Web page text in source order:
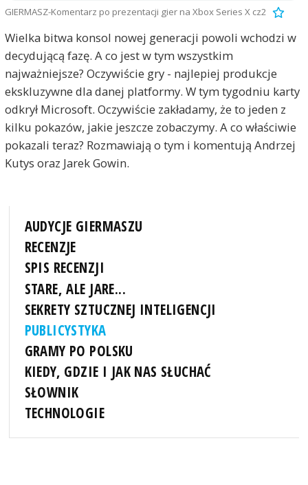
GIERMASZ-Komentarz po prezentacji gier na Xbox Series X cz2
Wielka bitwa konsol nowej generacji powoli wchodzi w
decydującą fazę. A co jest w tym wszystkim
najważniejsze? Oczywiście gry - najlepiej produkcje
ekskluzywne dla danej platformy. W tym tygodniu karty
odkrył Microsoft. Oczywiście zakładamy, że to jeden z
kilku pokazów, jakie jeszcze zobaczymy. A co właściwie
pokazali teraz? Rozmawiają o tym i komentują Andrzej
Kutys oraz Jarek Gowin.
AUDYCJE GIERMASZU
RECENZJE
SPIS RECENZJI
STARE, ALE JARE...
SEKRETY SZTUCZNEJ INTELIGENCJI
PUBLICYSTYKA
GRAMY PO POLSKU
KIEDY, GDZIE I JAK NAS SŁUCHAĆ
SŁOWNIK
TECHNOLOGIE